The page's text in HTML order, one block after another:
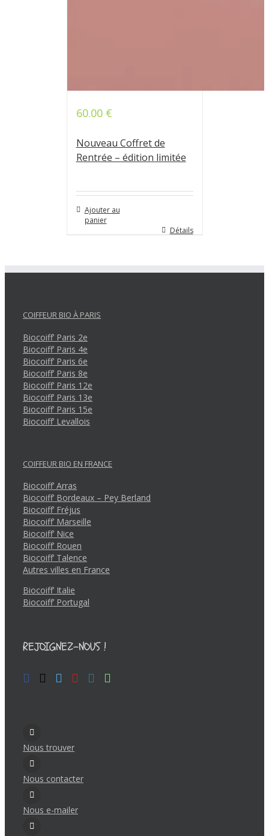
60.00 €
Nouveau Coffret de
Rentrée – édition limitée
Ajouter au
panier
Détails
COIFFEUR BIO À PARIS
Biocoiff’ Paris 2e
Biocoiff’ Paris 4e
Biocoiff’ Paris 6e
Biocoiff’ Paris 8e
Biocoiff’ Paris 12e
Biocoiff’ Paris 13e
Biocoiff’ Paris 15e
Biocoiff’ Levallois
COIFFEUR BIO EN FRANCE
Biocoiff’ Arras
Biocoiff’ Bordeaux – Pey Berland
Biocoiff’ Fréjus
Biocoiff’ Marseille
Biocoiff’ Nice
Biocoiff’ Rouen
Biocoiff’ Talence
Autres villes en France
Biocoiff’ Italie
Biocoiff’ Portugal
REJOIGNEZ-NOUS !
Nous trouver
Nous contacter
Nous e-mailer